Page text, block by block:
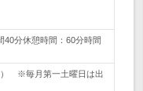
40分休憩時間：60分時間
） ※毎月第一土曜日は出